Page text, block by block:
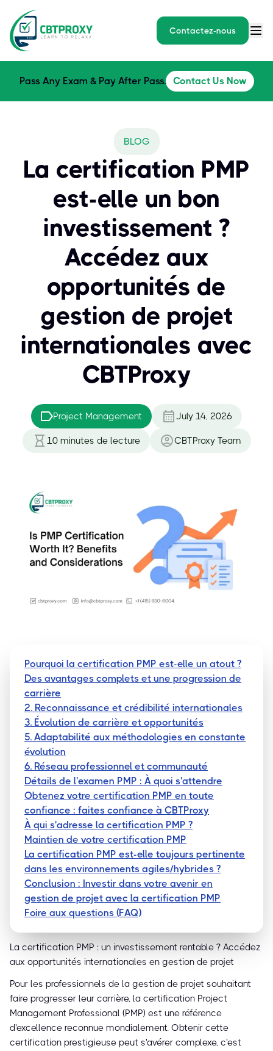
Contactez-nous
Pass Any Exam & Pay After Pass. Contact Us Now
BLOG
La certification PMP
est-elle un bon
investissement ?
Accédez aux
opportunités de
gestion de projet
internationales avec
CBTProxy
Project Management July 14, 2026
10 minutes de lecture CBTProxy Team
Pourquoi la certification PMP est-elle un atout ?
Des avantages complets et une progression de
carrière
2. Reconnaissance et crédibilité internationales
3. Évolution de carrière et opportunités
5. Adaptabilité aux méthodologies en constante
évolution
6. Réseau professionnel et communauté
Détails de l'examen PMP : À quoi s'attendre
Obtenez votre certification PMP en toute
confiance : faites confiance à CBTProxy
À qui s'adresse la certification PMP ?
Maintien de votre certification PMP
La certification PMP est-elle toujours pertinente
dans les environnements agiles/hybrides ?
Conclusion : Investir dans votre avenir en
gestion de projet avec la certification PMP
Foire aux questions (FAQ)
La certification PMP : un investissement rentable ? Accédez
aux opportunités internationales en gestion de projet
Pour les professionnels de la gestion de projet souhaitant
faire progresser leur carrière, la certification Project
Management Professional (PMP) est une référence
d'excellence reconnue mondialement. Obtenir cette
certification prestigieuse peut s'avérer complexe, c'est